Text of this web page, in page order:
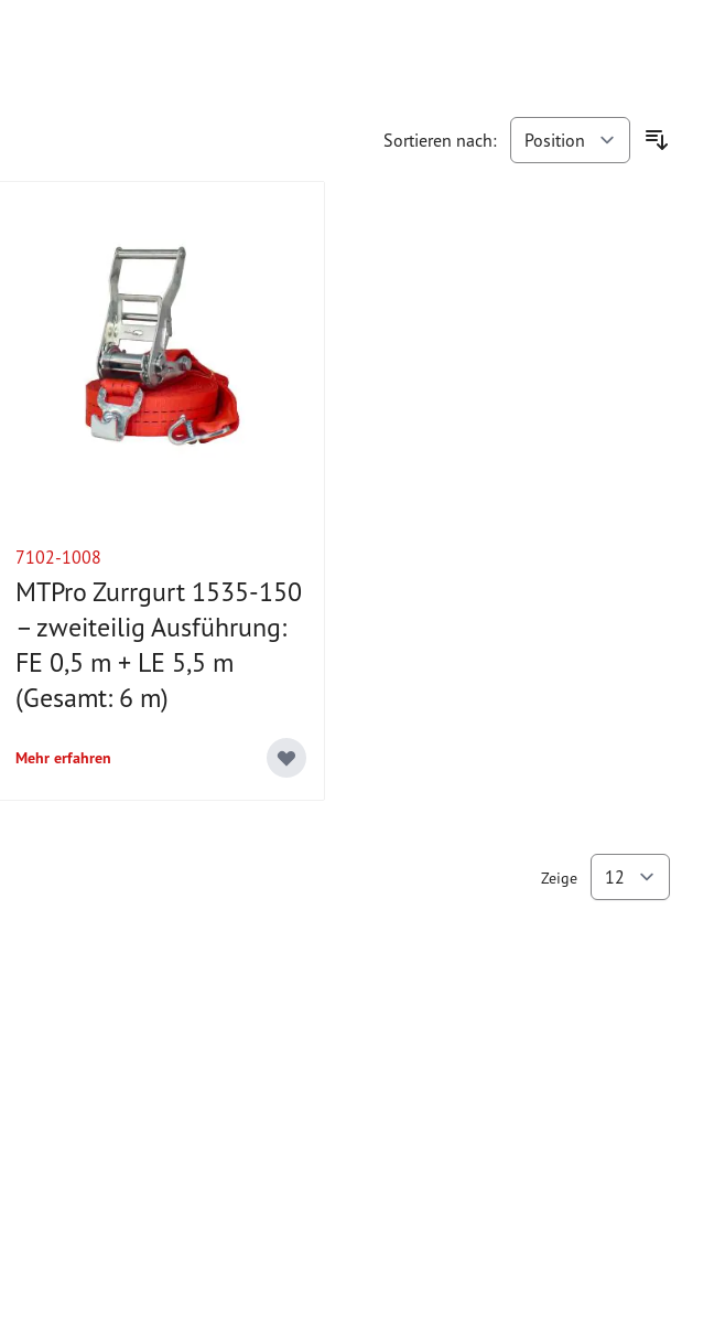
Sortieren nach:
7102-1008
MTPro Zurrgurt 1535-150
– zweiteilig Ausführung:
FE 0,5 m + LE 5,5 m
(Gesamt: 6 m)
Mehr erfahren
Zeige